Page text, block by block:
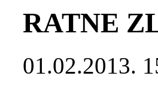
RATNE
01.02.2013.